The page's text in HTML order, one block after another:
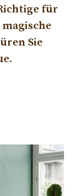
für
magische
Sie